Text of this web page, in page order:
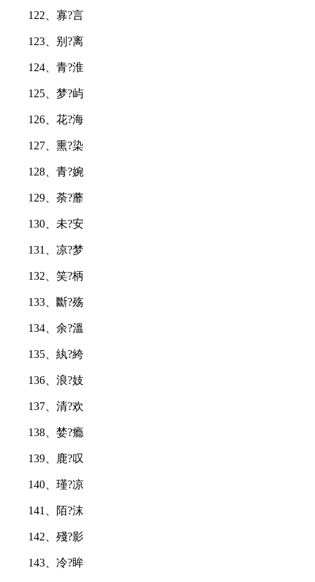
122、寡?言
123、别?离
124、青?淮
125、梦?屿
126、花?海
127、熏?染
128、青?婉
129、荼?蘼
130、未?安
131、凉?梦
132、笑?柄
133、斷?殇
134、余?溫
135、紈?絝
136、浪?妓
137、清?欢
138、婪?瘾
139、鹿?叹
140、瑾?凉
141、陌?沫
142、殘?影
143、冷?眸